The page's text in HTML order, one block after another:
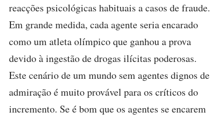
reacções psicológicas habituais a casos de fraude.
Em grande medida, cada agente seria encarado
como um atleta olímpico que ganhou a prova
devido à ingestão de drogas ilícitas poderosas.
Este cenário de um mundo sem agentes dignos de
admiração é muito provável para os críticos do
incremento. Se é bom que os agentes se encarem